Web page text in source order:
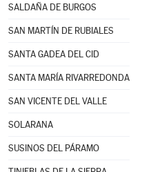
SALDAÑA DE BURGOS
SAN MARTÍN DE RUBIALES
SANTA GADEA DEL CID
SANTA MARÍA RIVARREDONDA
SAN VICENTE DEL VALLE
SOLARANA
SUSINOS DEL PÁRAMO